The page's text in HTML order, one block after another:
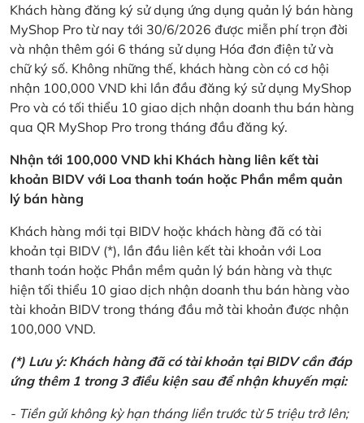
Khách hàng đăng ký sử dụng ứng dụng quản lý bán hàng
MyShop Pro từ nay tới 30/6/2026 được miễn phí trọn đời
và nhận thêm gói 6 tháng sử dụng Hóa đơn điện tử và
chữ ký số. Không những thế, khách hàng còn có cơ hội
nhận 100,000 VND khi lần đầu đăng ký sử dụng MyShop
Pro và có tối thiểu 10 giao dịch nhận doanh thu bán hàng
qua QR MyShop Pro trong tháng đầu đăng ký.
Nhận tới 100,000 VND khi Khách hàng liên kết tài
khoản BIDV với Loa thanh toán hoặc Phần mềm quản
lý bán hàng
Khách hàng mới tại BIDV hoặc khách hàng đã có tài
khoản tại BIDV (*), lần đầu liên kết tài khoản với Loa
thanh toán hoặc Phần mềm quản lý bán hàng và thực
hiện tối thiểu 10 giao dịch nhận doanh thu bán hàng vào
tài khoản BIDV trong tháng đầu mở tài khoản được nhận
100,000 VND.
(*) Lưu ý: Khách hàng đã có tài khoản tại BIDV cần đáp
ứng thêm 1 trong 3 điều kiện sau để nhận khuyến mại:
- Tiền gửi không kỳ hạn tháng liền trước từ 5 triệu trở lên;